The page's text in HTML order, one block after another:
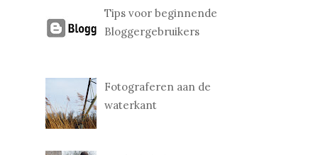
Tips voor beginnende
Bloggergebruikers
Fotograferen aan de
waterkant